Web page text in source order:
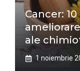
Cancer:
ale
1 noiembrie